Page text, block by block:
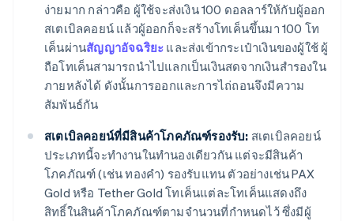
ง่ายมาก กล่าวคือ ผู้ใช้จะส่งเงิน 100 ดอลลาร์ให้กับผู้ออก
สเตเบิลคอยน์ แล้วผู้ออกก็จะสร้างโทเค็นขึ้นมา 100 โท
เค็นผ่านสัญญาอัจฉริยะ และส่งเข้ากระเป๋าเงินของผู้ใช้ ผู้
ถือโทเค็นสามารถนำไปแลกเป็นเงินสดจากเงินสำรองใน
ภายหลังได้ ดังนั้นการออกและการไถ่ถอนจึงมีความ
สัมพันธ์กัน
สเตเบิลคอยน์ที่มีสินค้าโภคภัณฑ์รองรับ: สเตเบิลคอยน์
ประเภทนี้จะทำงานในทำนองเดียวกัน แต่จะมีสินค้า
โภคภัณฑ์ (เช่น ทองคำ) รองรับแทน ตัวอย่างเช่น PAX
Gold หรือ Tether Gold โทเค็นแต่ละโทเค็นแสดงถึง
สิทธิ์ในสินค้าโภคภัณฑ์ตามจำนวนที่กำหนดไว้ ซึ่งมีผู้